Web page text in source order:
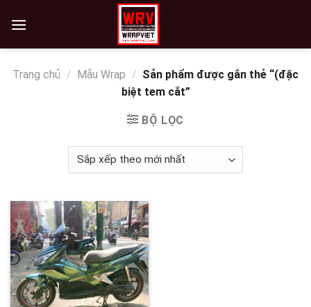
Trang chủ / Mẫu Wrap / Sản phẩm được gắn thẻ “(đặc
biệt tem cắt”
BỘ LỌC